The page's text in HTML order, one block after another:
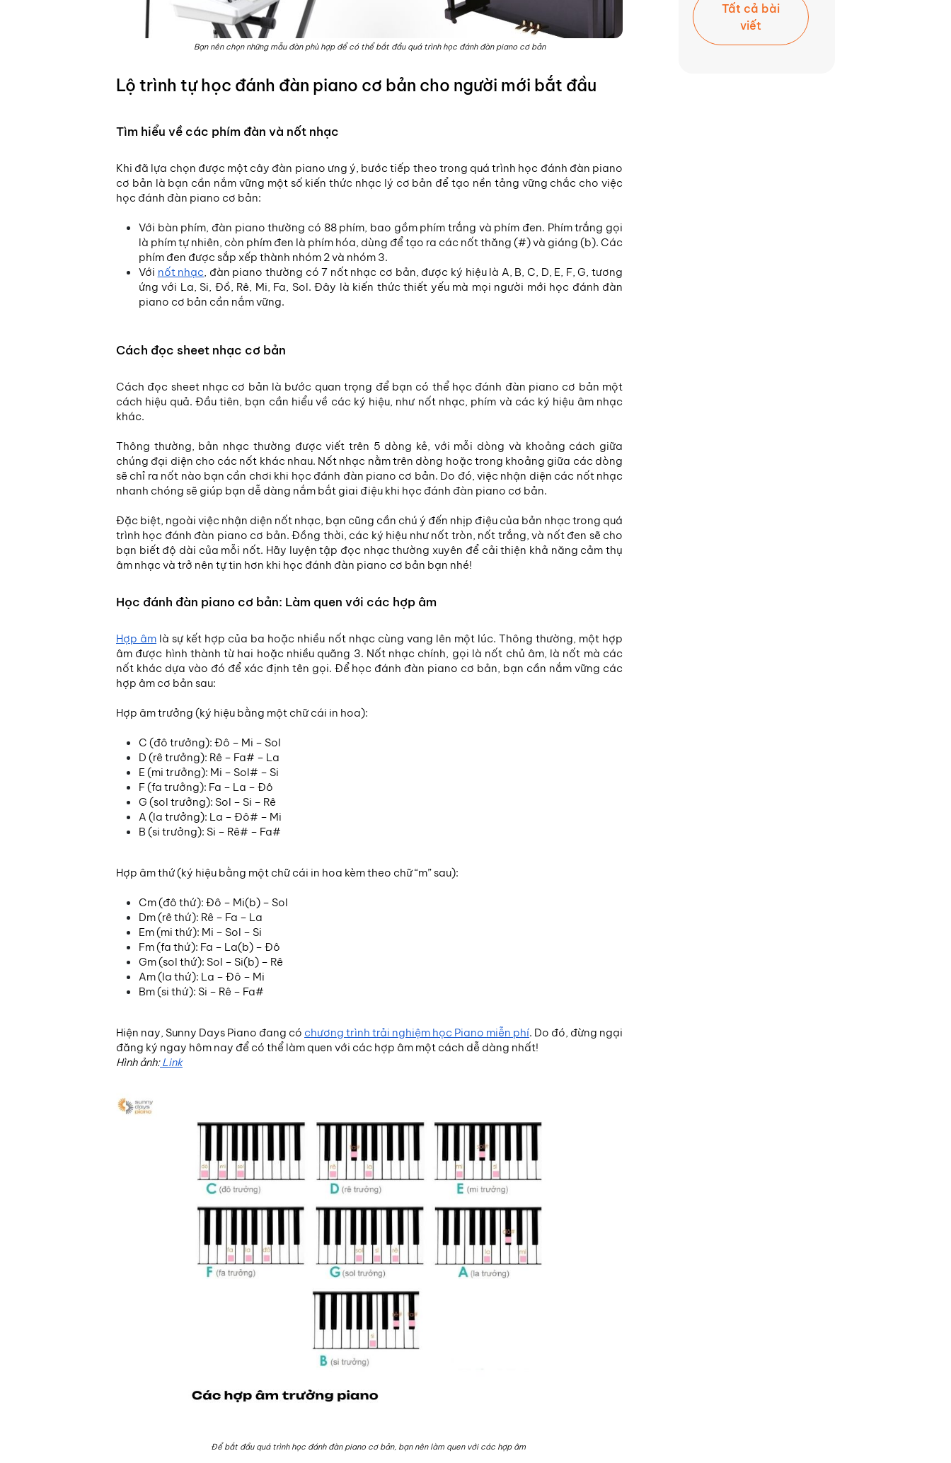
Bạn nên chọn những mẫu đàn phù hợp để có thể bắt đầu quá trình học đánh đàn piano cơ bản
Lộ trình tự học đánh đàn piano cơ bản cho người mới bắt đầu
Tìm hiểu về các phím đàn và nốt nhạc
Khi đã lựa chọn được một cây đàn piano ưng ý, bước tiếp theo trong quá trình học đánh đàn piano
cơ bản là bạn cần nắm vững một số kiến thức nhạc lý cơ bản để tạo nền tảng vững chắc cho việc
học đánh đàn piano cơ bản:
Với bàn phím, đàn piano thường có 88 phím, bao gồm phím trắng và phím đen. Phím trắng gọi
là phím tự nhiên, còn phím đen là phím hóa, dùng để tạo ra các nốt thăng (#) và giáng (b). Các
phím đen được sắp xếp thành nhóm 2 và nhóm 3.
Với nốt nhạc, đàn piano thường có 7 nốt nhạc cơ bản, được ký hiệu là A, B, C, D, E, F, G, tương
ứng với La, Si, Đồ, Rê, Mi, Fa, Sol. Đây là kiến thức thiết yếu mà mọi người mới học đánh đàn
piano cơ bản cần nắm vững.
Cách đọc sheet nhạc cơ bản
Cách đọc sheet nhạc cơ bản là bước quan trọng để bạn có thể học đánh đàn piano cơ bản một
cách hiệu quả. Đầu tiên, bạn cần hiểu về các ký hiệu, như nốt nhạc, phím và các ký hiệu âm nhạc
khác.
Thông thường, bản nhạc thường được viết trên 5 dòng kẻ, với mỗi dòng và khoảng cách giữa
chúng đại diện cho các nốt khác nhau. Nốt nhạc nằm trên dòng hoặc trong khoảng giữa các dòng
sẽ chỉ ra nốt nào bạn cần chơi khi học đánh đàn piano cơ bản. Do đó, việc nhận diện các nốt nhạc
nhanh chóng sẽ giúp bạn dễ dàng nắm bắt giai điệu khi học đánh đàn piano cơ bản.
Đặc biệt, ngoài việc nhận diện nốt nhạc, bạn cũng cần chú ý đến nhịp điệu của bản nhạc trong quá
trình học đánh đàn piano cơ bản. Đồng thời, các ký hiệu như nốt tròn, nốt trắng, và nốt đen sẽ cho
bạn biết độ dài của mỗi nốt. Hãy luyện tập đọc nhạc thường xuyên để cải thiện khả năng cảm thụ
âm nhạc và trở nên tự tin hơn khi học đánh đàn piano cơ bản bạn nhé!
Học đánh đàn piano cơ bản: Làm quen với các hợp âm
Hợp âm là sự kết hợp của ba hoặc nhiều nốt nhạc cùng vang lên một lúc. Thông thường, một hợp
âm được hình thành từ hai hoặc nhiều quãng 3. Nốt nhạc chính, gọi là nốt chủ âm, là nốt mà các
nốt khác dựa vào đó để xác định tên gọi. Để học đánh đàn piano cơ bản, bạn cần nắm vững các
hợp âm cơ bản sau:
Hợp âm trưởng (ký hiệu bằng một chữ cái in hoa):
C (đô trưởng): Đô – Mi – Sol
D (rê trưởng): Rê – Fa# – La
E (mi trưởng): Mi – Sol# – Si
F (fa trưởng): Fa – La – Đô
G (sol trưởng): Sol – Si – Rê
A (la trưởng): La – Đô# – Mi
B (si trưởng): Si – Rê# – Fa#
Hợp âm thứ (ký hiệu bằng một chữ cái in hoa kèm theo chữ “m” sau):
Cm (đô thứ): Đô – Mi(b) – Sol
Dm (rê thứ): Rê – Fa – La
Em (mi thứ): Mi – Sol – Si
Fm (fa thứ): Fa – La(b) – Đô
Gm (sol thứ): Sol – Si(b) – Rê
Am (la thứ): La – Đô – Mi
Bm (si thứ): Si – Rê – Fa#
Hiện nay, Sunny Days Piano đang có chương trình trải nghiệm học Piano miễn phí. Do đó, đừng ngại
đăng ký ngay hôm nay để có thể làm quen với các hợp âm một cách dễ dàng nhất!
Hình ảnh:Link
Để bắt đầu quá trình học đánh đàn piano cơ bản, bạn nên làm quen với các hợp âm
Tất cả bài
viết